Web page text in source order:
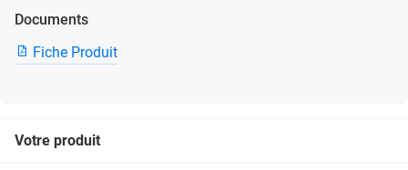
Documents
Fiche Produit
Votre produit